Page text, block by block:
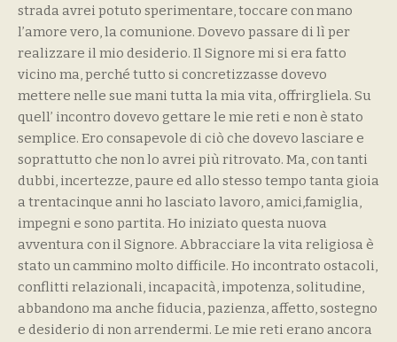
strada avrei potuto sperimentare, toccare con mano
l’amore vero, la comunione. Dovevo passare di lì per
realizzare il mio desiderio. Il Signore mi si era fatto
vicino ma, perché tutto si concretizzasse dovevo
mettere nelle sue mani tutta la mia vita, offrirgliela. Su
quell’ incontro dovevo gettare le mie reti e non è stato
semplice. Ero consapevole di ciò che dovevo lasciare e
soprattutto che non lo avrei più ritrovato. Ma, con tanti
dubbi, incertezze, paure ed allo stesso tempo tanta gioia
a trentacinque anni ho lasciato lavoro, amici,famiglia,
impegni e sono partita. Ho iniziato questa nuova
avventura con il Signore. Abbracciare la vita religiosa è
stato un cammino molto difficile. Ho incontrato ostacoli,
conflitti relazionali, incapacità, impotenza, solitudine,
abbandono ma anche fiducia, pazienza, affetto, sostegno
e desiderio di non arrendermi. Le mie reti erano ancora